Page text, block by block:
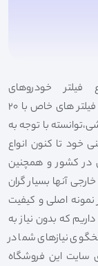
خودروهای
سواری،سنگین،راهسازی و دستگاه های صنعتی و فیلتر های خاص با 20
با توجه به
خود تا کنون انواع
در کشور و همچنین
آنها بسیار گران
نمونه اصلی و کیفیت
که بدون نیاز به
نیازهای شما در
سایت این فروشگاه